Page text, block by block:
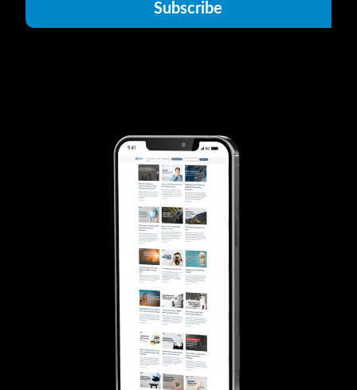
Subscribe